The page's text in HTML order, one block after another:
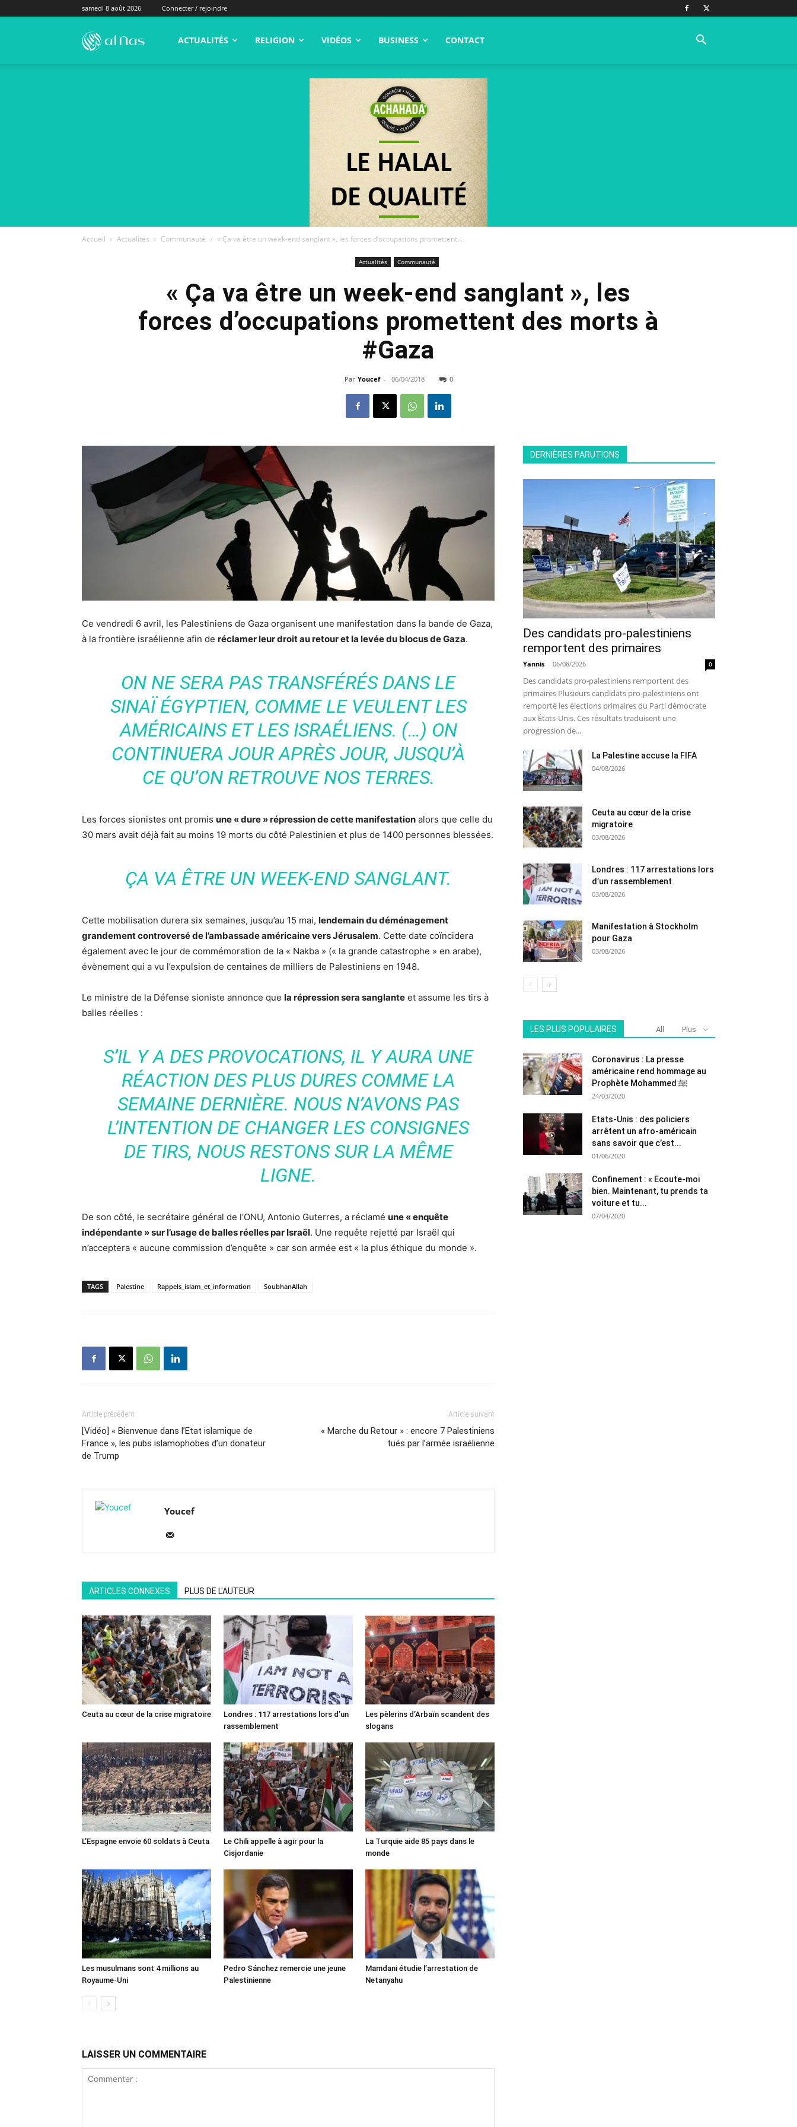
samedi 8 août 2026 Connecter / rejoindre
alNas.fr ACTUALITÉS RELIGION VIDÉOS BUSINESS CONTACT
Accueil Actualités Communauté « Ça va être un week-end sanglant », les forces d’occupations promettent...
Actualités Communauté
« Ça va être un week-end sanglant », les
forces d’occupations promettent des morts à
#Gaza
Par Youcef - 06/04/2018 0
Ce vendredi 6 avril, les Palestiniens de Gaza organisent une manifestation dans la bande de Gaza,
à la frontière israélienne afin de réclamer leur droit au retour et la levée du blocus de Gaza.
ON NE SERA PAS TRANSFÉRÉS DANS LE
SINAÏ ÉGYPTIEN, COMME LE VEULENT LES
AMÉRICAINS ET LES ISRAÉLIENS. (…) ON
CONTINUERA JOUR APRÈS JOUR, JUSQU’À
CE QU’ON RETROUVE NOS TERRES.
Les forces sionistes ont promis une « dure » répression de cette manifestation alors que celle du
30 mars avait déjà fait au moins 19 morts du côté Palestinien et plus de 1400 personnes blessées.
ÇA VA ÊTRE UN WEEK-END SANGLANT.
Cette mobilisation durera six semaines, jusqu’au 15 mai, lendemain du déménagement
grandement controversé de l’ambassade américaine vers Jérusalem. Cette date coïncidera
également avec le jour de commémoration de la « Nakba » (« la grande catastrophe » en arabe),
évènement qui a vu l’expulsion de centaines de milliers de Palestiniens en 1948.
Le ministre de la Défense sioniste annonce que la répression sera sanglante et assume les tirs à
balles réelles :
S’IL Y A DES PROVOCATIONS, IL Y AURA UNE
RÉACTION DES PLUS DURES COMME LA
SEMAINE DERNIÈRE. NOUS N’AVONS PAS
L’INTENTION DE CHANGER LES CONSIGNES
DE TIRS, NOUS RESTONS SUR LA MÊME
LIGNE.
De son côté, le secrétaire général de l’ONU, Antonio Guterres, a réclamé une « enquête
indépendante » sur l’usage de balles réelles par Israël. Une requête rejetté par Israël qui
n’acceptera « aucune commission d’enquête » car son armée est « la plus éthique du monde ».
TAGS Palestine Rappels_islam_et_information SoubhanAllah
Article précédent
[Vidéo] « Bienvenue dans l’Etat islamique de
France », les pubs islamophobes d’un donateur
de Trump
Article suivant
« Marche du Retour » : encore 7 Palestiniens
tués par l’armée israélienne
Youcef
ARTICLES CONNEXES PLUS DE L'AUTEUR
Ceuta au cœur de la crise migratoire
Londres : 117 arrestations lors d’un
rassemblement
Les pèlerins d’Arbaïn scandent des
slogans
L’Espagne envoie 60 soldats à Ceuta
Le Chili appelle à agir pour la
Cisjordanie
La Turquie aide 85 pays dans le
monde
Les musulmans sont 4 millions au
Royaume-Uni
Pedro Sánchez remercie une jeune
Palestinienne
Mamdani étudie l’arrestation de
Netanyahu
LAISSER UN COMMENTAIRE
DERNIÈRES PARUTIONS
Des candidats pro-palestiniens
remportent des primaires
Yannis - 06/08/2026 0
Des candidats pro-palestiniens remportent des
primaires Plusieurs candidats pro-palestiniens ont
remporté les élections primaires du Parti démocrate
aux États-Unis. Ces résultats traduisent une
progression de...
La Palestine accuse la FIFA
04/08/2026
Ceuta au cœur de la crise
migratoire
03/08/2026
Londres : 117 arrestations lors
d’un rassemblement
03/08/2026
Manifestation à Stockholm
pour Gaza
03/08/2026
LES PLUS POPULAIRES All Plus
Coronavirus : La presse
américaine rend hommage au
Prophète Mohammed ﷺ
24/03/2020
Etats-Unis : des policiers
arrêtent un afro-américain
sans savoir que c’est...
01/06/2020
Confinement : « Ecoute-moi
bien. Maintenant, tu prends ta
voiture et tu...
07/04/2020